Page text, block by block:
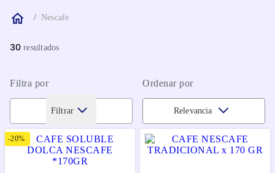
Nescafe
30
Filtra por Ordenar por
Filtrar Relevancia
-20%